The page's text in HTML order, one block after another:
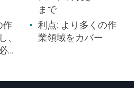
作
要
まで
利点: より多くの作
業領域をカバー